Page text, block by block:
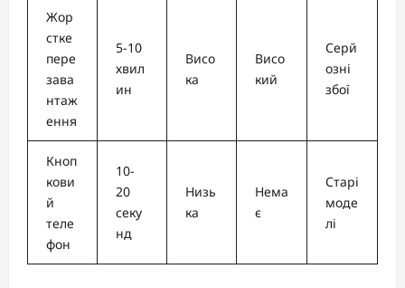
Жор
стке
пере
зава
нтаж
ення
5-10
хвил
ин
Висо
ка
Висо
кий
Серй
озні
збої
Кноп
кови
й
теле
фон
10-
20
секу
нд
Низь
ка
Нема
є
Старі
моде
лі